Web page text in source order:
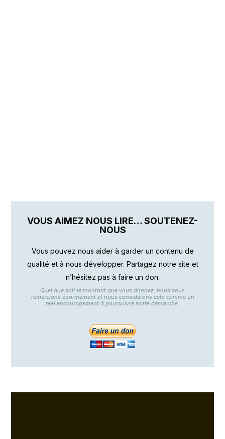
VOUS AIMEZ NOUS LIRE… SOUTENEZ-
NOUS
Vous pouvez nous aider à garder un contenu de
qualité et à nous développer. Partagez notre site et
n’hésitez pas à faire un don.
Quel que soit le montant que vous donnez, nous vous
remercions énormément et nous considérons cela comme un
réel encouragement à poursuivre notre démarche.